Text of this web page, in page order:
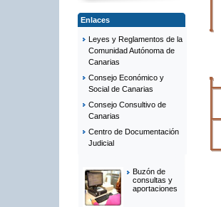
Enlaces
Leyes y Reglamentos de la
Comunidad Autónoma de
Canarias
Consejo Económico y
Social de Canarias
Consejo Consultivo de
Canarias
Centro de Documentación
Judicial
Buzón de
consultas y
aportaciones